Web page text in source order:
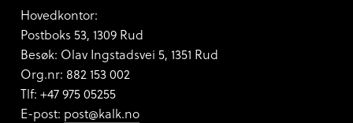
Hovedkontor:
Postboks 53, 1309 Rud
Besøk: Olav Ingstadsvei 5, 1351 Rud
Org.nr: 882 153 002
Tlf: +47 975 05255
E-post: post@kalk.no